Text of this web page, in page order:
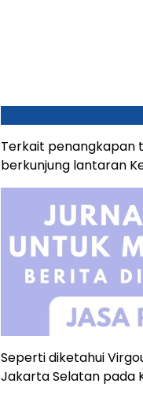
Terkait penangkapan
berkunjung lantaran
Seperti diketahui
Jakarta Selatan pada